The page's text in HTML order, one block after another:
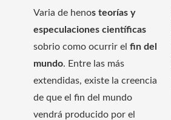
Varia de henos teorías y
especulaciones científicas
sobrio como ocurrir el fin del
mundo. Entre las más
extendidas, existe la creencia
de que el fin del mundo
vendrá producido por el